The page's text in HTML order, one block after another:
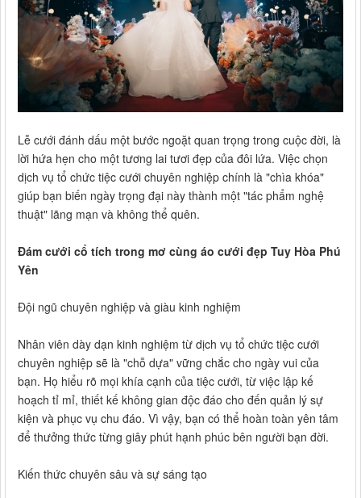
Lễ cưới đánh dấu một bước ngoặt quan trọng trong cuộc đời, là
lời hứa hẹn cho một tương lai tươi đẹp của đôi lứa. Việc chọn
dịch vụ tổ chức tiệc cưới chuyên nghiệp chính là "chìa khóa"
giúp bạn biến ngày trọng đại này thành một "tác phẩm nghệ
thuật" lãng mạn và không thể quên.
Đám cưới cổ tích trong mơ cùng áo cưới đẹp Tuy Hòa Phú
Yên
Đội ngũ chuyên nghiệp và giàu kinh nghiệm
Nhân viên dày dạn kinh nghiệm từ dịch vụ tổ chức tiệc cưới
chuyên nghiệp sẽ là "chỗ dựa" vững chắc cho ngày vui của
bạn. Họ hiểu rõ mọi khía cạnh của tiệc cưới, từ việc lập kế
hoạch tỉ mỉ, thiết kế không gian độc đáo cho đến quản lý sự
kiện và phục vụ chu đáo. Vì vậy, bạn có thể hoàn toàn yên tâm
để thưởng thức từng giây phút hạnh phúc bên người bạn đời.
Kiến thức chuyên sâu và sự sáng tạo